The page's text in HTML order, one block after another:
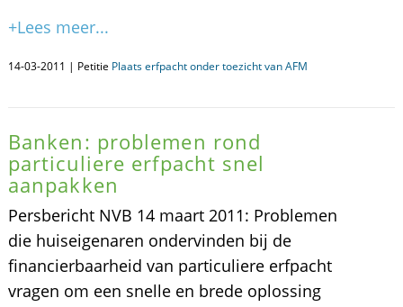
+Lees meer...
14-03-2011 | Petitie Plaats erfpacht onder toezicht van AFM
Banken: problemen rond
particuliere erfpacht snel
aanpakken
Persbericht NVB 14 maart 2011: Problemen
die huiseigenaren ondervinden bij de
financierbaarheid van particuliere erfpacht
vragen om een snelle en brede oplossing